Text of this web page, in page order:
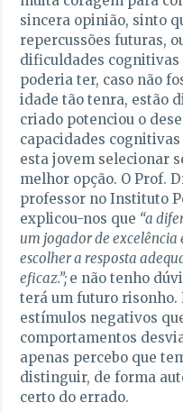
sincera opinião, sinto
repercussões futuras,
dificuldades cognitivas
poderia ter, caso não
idade tão tenra, estão
criado potenciou o
capacidades
esta jovem selecionar
melhor opção. O Prof.
professor no Instituto
explicou-nos que “a
um jogador de excelência
escolher a resposta
eficaz.”; e não tenho
terá um futuro risonho.
estímulos negativos
comportamentos
apenas percebo que
distinguir, de forma
certo do errado.